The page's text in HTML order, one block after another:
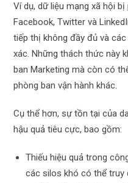
Ví dụ, dữ liệu mạng xã hội
Facebook, Twitter và
tiếp thị không đầy đủ và
xác. Những thách thức này
ban Marketing mà còn có
phòng ban vận hành khác.
Cụ thể hơn, sự tồn tại của
hậu quả tiêu cực, bao gồm:
Thiếu hiệu quả trong
các silos khó có thể truy